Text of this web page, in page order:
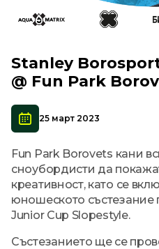
Stanley
@ Fun Park
25 март 2023
Fun Park Borovets кани
сноубордисти да
креативност, като се
юношеското състезание
Junior Cup Slopestyle.
Състезанието ще се